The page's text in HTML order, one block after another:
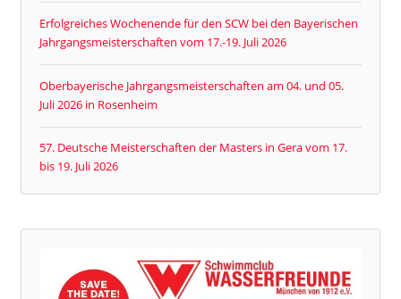
Erfolgreiches Wochenende für den SCW bei den Bayerischen
Jahrgangsmeisterschaften vom 17.-19. Juli 2026
Oberbayerische Jahrgangsmeisterschaften am 04. und 05.
Juli 2026 in Rosenheim
57. Deutsche Meisterschaften der Masters in Gera vom 17.
bis 19. Juli 2026